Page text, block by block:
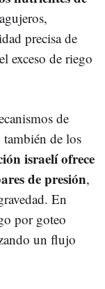
precisa de
exceso de riego
de
de los
israelí ofrece
de presión,
En
por goteo
un flujo